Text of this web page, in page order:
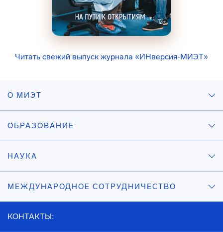
Читать свежий выпуск журнала «ИНверсия-МИЭТ»
О МИЭТ
ОБРАЗОВАНИЕ
НАУКА
МЕЖДУНАРОДНОЕ СОТРУДНИЧЕСТВО
КОНТАКТЫ: